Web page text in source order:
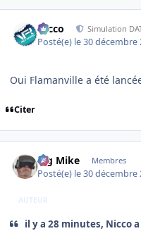
Nicco Simulation
Posté(e) le 30 décembre
Oui Flamanville a été
Citer
Big Mike Membres
Posté(e) le 30 décembre
AUTEUR
il y a 28 minutes, Nicco